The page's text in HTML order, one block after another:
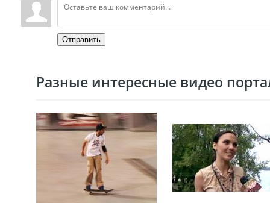
Отправить
Разные интересные видео